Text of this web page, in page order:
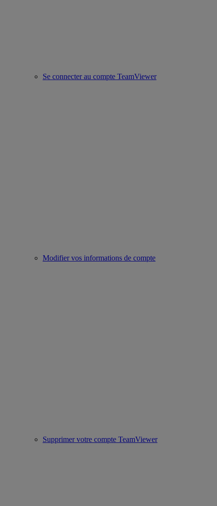
Se connecter au compte TeamViewer
Modifier vos informations de compte
Supprimer votre compte TeamViewer